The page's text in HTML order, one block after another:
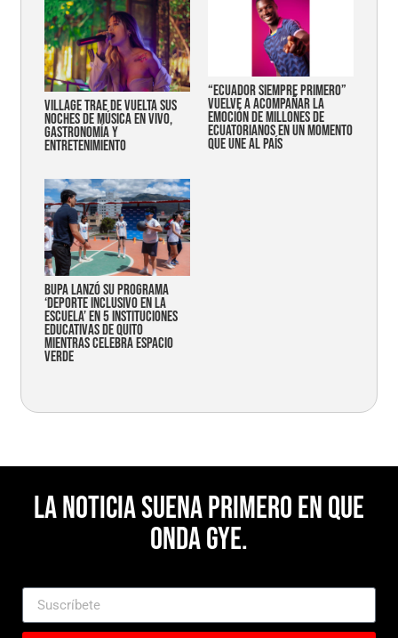
Village trae de vuelta sus
noches de música en vivo,
gastronomía y
entretenimiento
“Ecuador siempre primero”
vuelve a acompañar la
emoción de millones de
ecuatorianos en un momento
que une al país
Bupa lanzó su programa
‘Deporte Inclusivo en la
Escuela’ en 5 instituciones
educativas de Quito
mientras celebra espacio
verde
La noticia suena primero en Que
Onda Gye.